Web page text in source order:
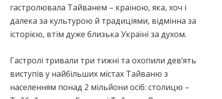
гастролювала Тайванем – країною, яка, хоч і
далека за культурою й традиціями, відмінна за
історією, втім дуже близька Україні за духом.
Гастролі тривали три тижні та охопили дев’ять
виступів у найбільших містах Тайваню з
населенням понад 2 мільйони осіб: столицю –